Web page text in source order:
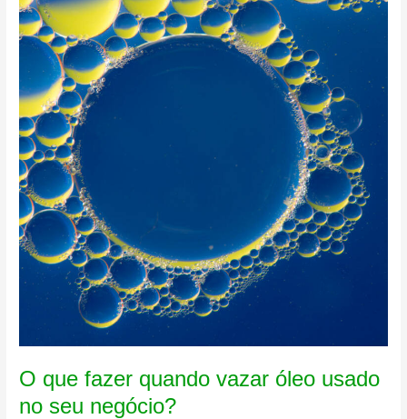
O que fazer quando vazar óleo usado
no seu negócio?